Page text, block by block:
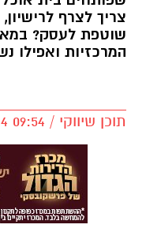
צריך לצרף
שוטפת לעסק?
המרכזיות
תוכן שיווקי / 09:54 18.11.24